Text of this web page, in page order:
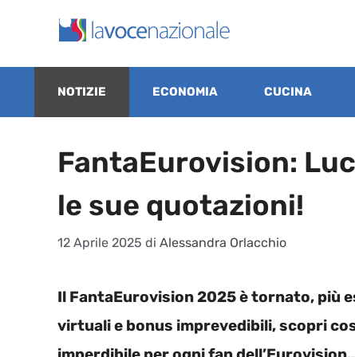
contenuto
NOTIZIE ECONOMIA CUCINA
FantaEurovision:
le sue quotazioni!
12 Aprile 2025 di Alessandra Orlacchio
Il FantaEurovision 2025 è tornato, più
virtuali e bonus imprevedibili, scopri